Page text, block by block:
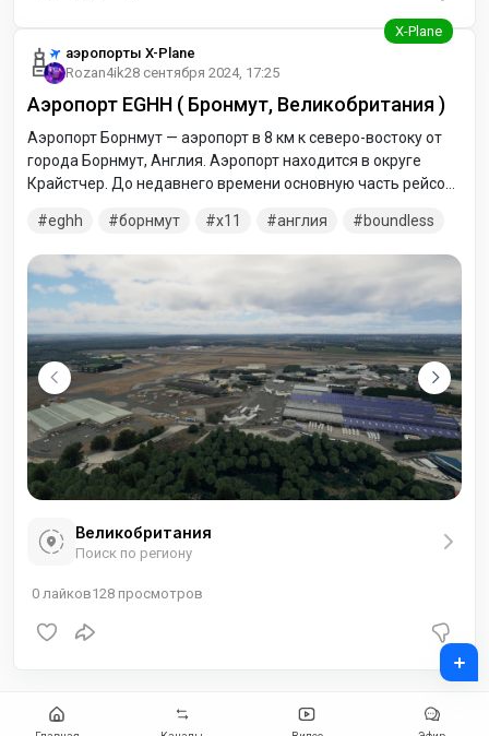
аэропорты X-Plane
Rozan4ik28 сентября 2024, 17:25
Аэропорт EGHH ( Бронмут, Великобритания )
Аэропорт Борнмут — аэропорт в 8 км к северо-востоку от
города Борнмут, Англия. Аэропорт находится в округе
Крайстчер. До недавнего времени основную часть рейсов
доминируют регулярные рейсы.
eghh борнмут x11 англия boundless
Великобритания
Поиск по региону
0 лайков128 просмотров
+